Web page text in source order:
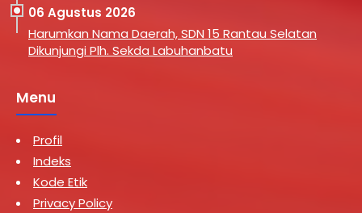
06 Agustus 2026
Harumkan Nama Daerah, SDN 15 Rantau Selatan
Dikunjungi Plh. Sekda Labuhanbatu
Menu
Profil
Indeks
Kode Etik
Privacy Policy